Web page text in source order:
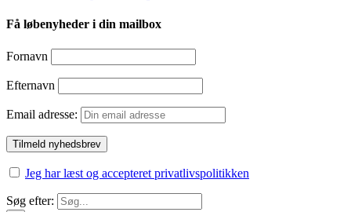
Få løbenyheder i din mailbox
Fornavn
Efternavn
Email adresse:
Jeg har læst og accepteret privatlivspolitikken
Søg efter: